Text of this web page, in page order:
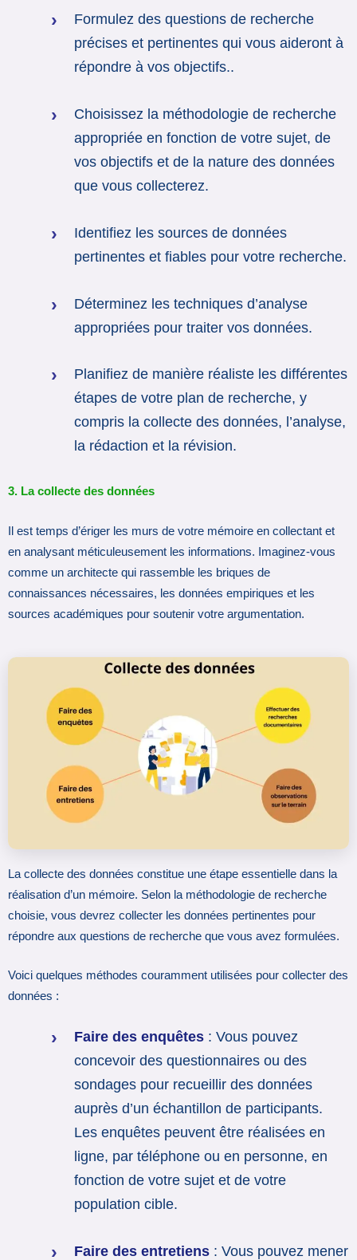
Formulez des questions de recherche
précises et pertinentes qui vous aideront à
répondre à vos objectifs..
Choisissez la méthodologie de recherche
appropriée en fonction de votre sujet, de
vos objectifs et de la nature des données
que vous collecterez.
Identifiez les sources de données
pertinentes et fiables pour votre recherche.
Déterminez les techniques d’analyse
appropriées pour traiter vos données.
Planifiez de manière réaliste les différentes
étapes de votre plan de recherche, y
compris la collecte des données, l’analyse,
la rédaction et la révision.
3. La collecte des données
Il est temps d’ériger les murs de votre mémoire en collectant et
en analysant méticuleusement les informations. Imaginez-vous
comme un architecte qui rassemble les briques de
connaissances nécessaires, les données empiriques et les
sources académiques pour soutenir votre argumentation.
La collecte des données constitue une étape essentielle dans la
réalisation d’un mémoire. Selon la méthodologie de recherche
choisie, vous devrez collecter les données pertinentes pour
répondre aux questions de recherche que vous avez formulées.
Voici quelques méthodes couramment utilisées pour collecter des
données :
Faire des enquêtes: Vous pouvez
concevoir des questionnaires ou des
sondages pour recueillir des données
auprès d’un échantillon de participants.
Les enquêtes peuvent être réalisées en
ligne, par téléphone ou en personne, en
fonction de votre sujet et de votre
population cible.
Faire des entretiens : Vous pouvez mener